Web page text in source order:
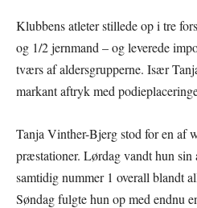
Klubbens atleter stillede op i tre
og 1/2 jernmand – og leverede
tværs af aldersgrupperne. Især
markant aftryk med
Tanja Vinther-Bjerg stod for en af
præstationer. Lørdag vandt hun sin
samtidig nummer 1 overall blandt
Søndag fulgte hun op med endnu